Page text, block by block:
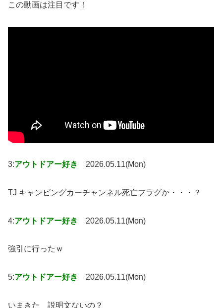
この動画は注目です！
3:アウトドアー好き 2026.05.11(Mon)
TJ キャンピングカーチャンネル死亡フラグか・・・？
4:アウトドアー好き 2026.05.11(Mon)
強引に行ったｗ
5:アウトドアー好き 2026.05.11(Mon)
いまきた 説明文ないの？